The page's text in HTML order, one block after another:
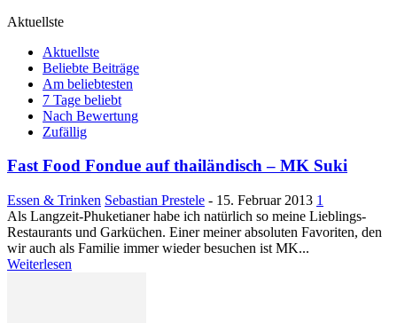
Aktuellste
Aktuellste
Beliebte Beiträge
Am beliebtesten
7 Tage beliebt
Nach Bewertung
Zufällig
Fast Food Fondue auf thailändisch – MK Suki
Essen & Trinken Sebastian Prestele - 15. Februar 2013 1
Als Langzeit-Phuketianer habe ich natürlich so meine Lieblings-
Restaurants und Garküchen. Einer meiner absoluten Favoriten, den
wir auch als Familie immer wieder besuchen ist MK...
Weiterlesen